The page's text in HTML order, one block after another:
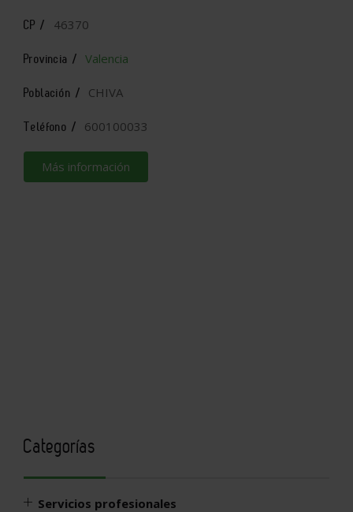
CP / 46370
Provincia / Valencia
Población / CHIVA
Teléfono / 600100033
Más información
Categorías
Servicios profesionales